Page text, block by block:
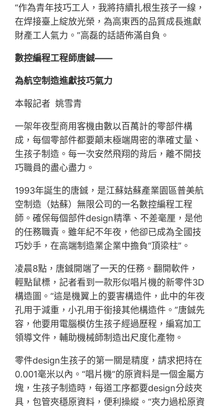
“作為青年技巧工人，我將持續扎根生孩子一線，
在焊接臺上綻放光榮，為高東西的品質成長進獻
財產工人氣力。”高磊的話語佈滿自負。
數控編程工程師唐鋮——
為航空制造進獻技巧氣力
本報記者 姚雪青
一架年夜型商用客機由數以百萬計的零部件構
成，每個零部件都要顛末極端周密的準確丈量、
生孩子制造。每一次安然飛翔的背后，離不開技
巧職員的盡心盡力。
1993年誕生的唐鋮，是江蘇姑蘇產業園區普美航
空制造（姑蘇）無限公司的一名數控編程工程
師。確保每個部件design精準、不差毫厘，是他
的任務職責。雖年紀不年夜，他卻已成為全國技
巧妙手，在高端制造業企業中擔負“頂梁柱”。
凌晨8點，唐鋮開端了一天的任務。翻開軟件，
輕點鼠標，記者看到一款形似唱片機的新零件3D
構造圖。“這是機翼上的要害構造件，此中的年夜
孔用于減重，小孔用于銜接其他構造件。”唐鋮先
容，他要用電腦模仿生孩子經過歷程，編寫加工
領導文件，輔助機械師制造出尺度化產物。
零件design生孩子的第一關是精度，請求把持在
0.001毫米以內。“唱片機”的原資料是一個金屬方
塊，生孩子制造時，每道工序都要design分歧夾
具，包管夾穩原資料，便利操縱。“夾力過松原資